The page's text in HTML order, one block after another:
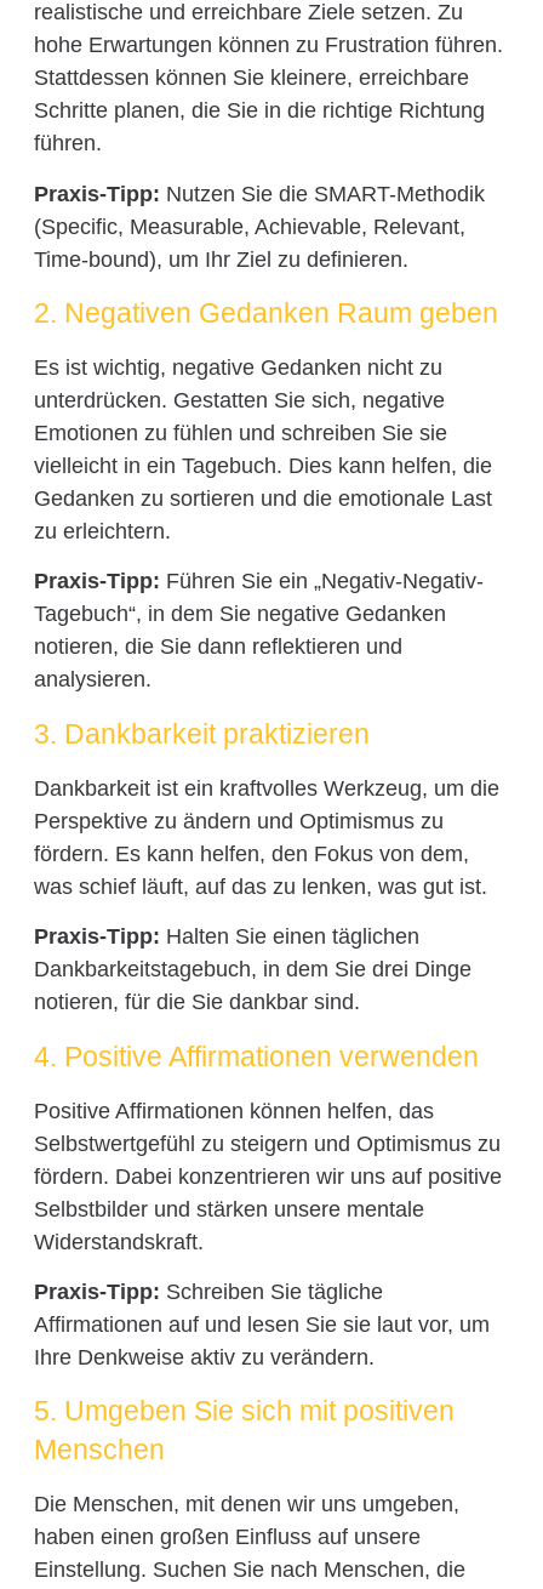
realistische und erreichbare Ziele setzen. Zu
hohe Erwartungen können zu Frustration führen.
Stattdessen können Sie kleinere, erreichbare
Schritte planen, die Sie in die richtige Richtung
führen.
Praxis-Tipp: Nutzen Sie die SMART-Methodik
(Specific, Measurable, Achievable, Relevant,
Time-bound), um Ihr Ziel zu definieren.
2. Negativen Gedanken Raum geben
Es ist wichtig, negative Gedanken nicht zu
unterdrücken. Gestatten Sie sich, negative
Emotionen zu fühlen und schreiben Sie sie
vielleicht in ein Tagebuch. Dies kann helfen, die
Gedanken zu sortieren und die emotionale Last
zu erleichtern.
Praxis-Tipp: Führen Sie ein „Negativ-Negativ-
Tagebuch“, in dem Sie negative Gedanken
notieren, die Sie dann reflektieren und
analysieren.
3. Dankbarkeit praktizieren
Dankbarkeit ist ein kraftvolles Werkzeug, um die
Perspektive zu ändern und Optimismus zu
fördern. Es kann helfen, den Fokus von dem,
was schief läuft, auf das zu lenken, was gut ist.
Praxis-Tipp: Halten Sie einen täglichen
Dankbarkeitstagebuch, in dem Sie drei Dinge
notieren, für die Sie dankbar sind.
4. Positive Affirmationen verwenden
Positive Affirmationen können helfen, das
Selbstwertgefühl zu steigern und Optimismus zu
fördern. Dabei konzentrieren wir uns auf positive
Selbstbilder und stärken unsere mentale
Widerstandskraft.
Praxis-Tipp: Schreiben Sie tägliche
Affirmationen auf und lesen Sie sie laut vor, um
Ihre Denkweise aktiv zu verändern.
5. Umgeben Sie sich mit positiven
Menschen
Die Menschen, mit denen wir uns umgeben,
haben einen großen Einfluss auf unsere
Einstellung. Suchen Sie nach Menschen, die